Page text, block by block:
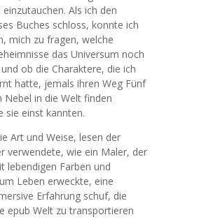
einzutauchen. Als ich den
Buches schloss, konnte ich
mich zu fragen, welche
das Universum noch
ob die Charaktere, die ich
hatte, jemals ihren Weg Fünf
Nebel in die Welt finden
sie einst kannten.
Art und Weise, lesen der
verwendete, wie ein Maler, der
lebendigen Farben und
Leben erweckte, eine
Erfahrung schuf, die
epub Welt zu transportieren